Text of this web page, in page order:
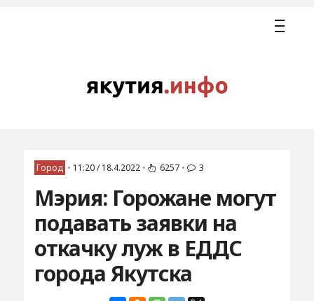
Город • 11:20 / 18.4.2022 • 6257 • 3
Мэрия: Горожане могут
подавать заявки на
откачку луж в ЕДДС
города Якутска